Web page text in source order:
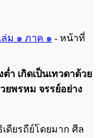
ม ๑ ภาค ๑ - หน้าที่
ำ เกิดเป็นเทวดาด้วย
ยพรหม จรรย์อย่าง
ดียรถีย์โดยมาก ศีล